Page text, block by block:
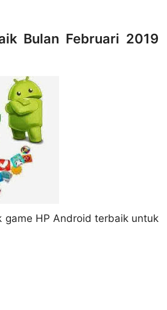
Bulan Februari 2019
HP Android terbaik untuk